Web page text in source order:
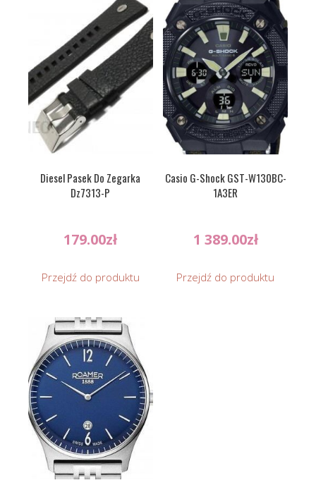
Diesel Pasek Do Zegarka
Dz7313-P
179.00zł
Przejdź do produktu
Casio G-Shock GST-W130BC-
1A3ER
1 389.00zł
Przejdź do produktu